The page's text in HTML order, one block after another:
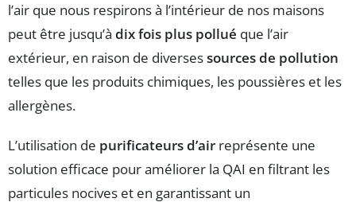
l’air que nous respirons à l’intérieur de nos maisons
peut être jusqu’à dix fois plus pollué que l’air
extérieur, en raison de diversessources de pollution
telles que les produits chimiques, les poussières et les
allergènes.
L’utilisation de purificateurs d’air représente une
solution efficace pour améliorer la QAI en filtrant les
particules nocives et en garantissant un